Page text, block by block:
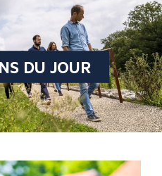
DU JOUR